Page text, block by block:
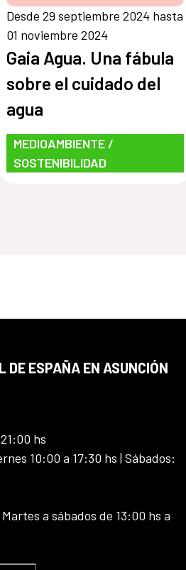
Desde 29 septiembre 2024 hasta
01 noviembre 2024
Gaia Agua. Una fábula
sobre el cuidado del
agua
MEDIOAMBIENTE /
SOSTENIBILIDAD
DE ESPAÑA EN ASUNCIÓN
hs
10:00 a 17:30 hs | Sábados:
a sábados de 13:00 hs a